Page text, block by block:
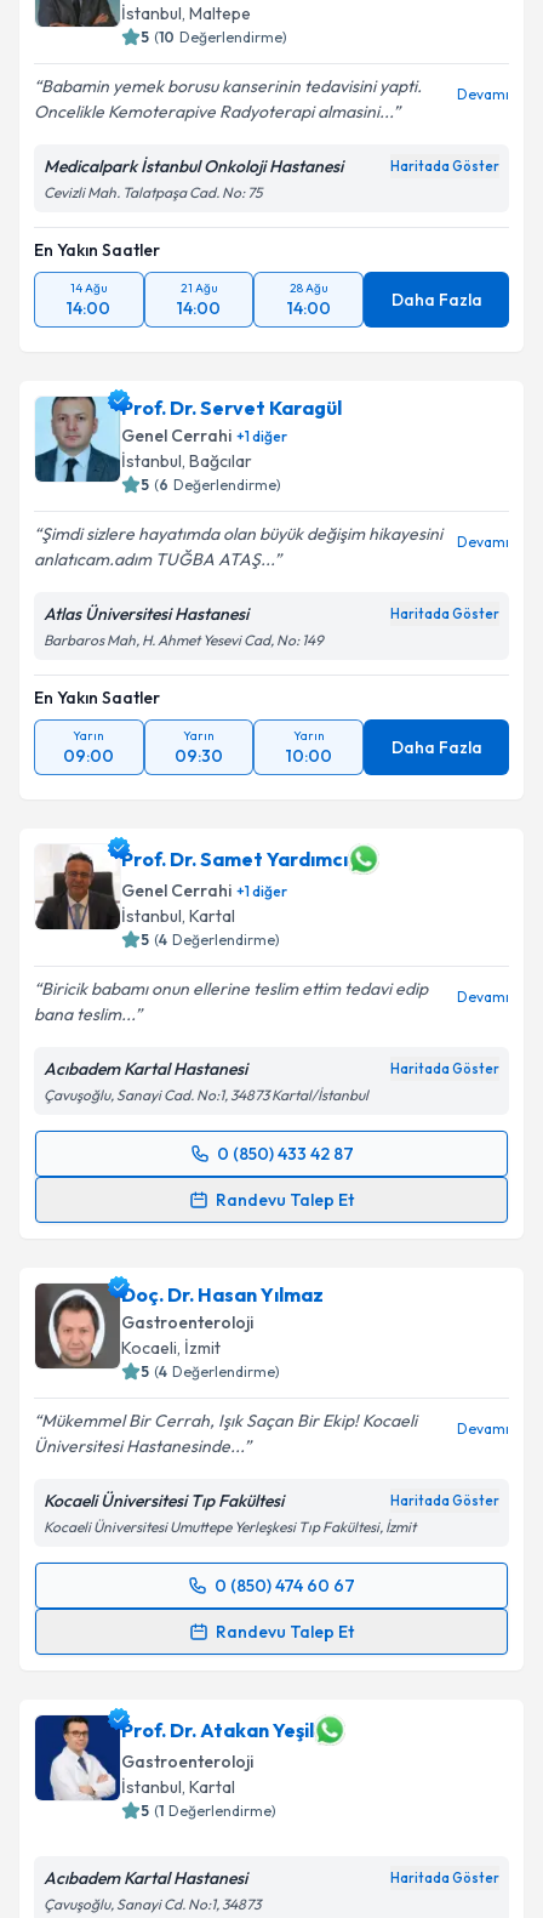
İstanbul, Maltepe
5 (10 Değerlendirme)
Babamin yemek borusu kanserinin tedavisini yapti.
Oncelikle Kemoterapive Radyoterapi almasini...
Devamı
Medicalpark İstanbul Onkoloji Hastanesi Haritada Göster
Cevizli Mah. Talatpaşa Cad. No: 75
En Yakın Saatler
14 Ağu
14:00
21 Ağu
14:00
28 Ağu
14:00 Daha Fazla
Prof. Dr. Servet Karagül
Genel Cerrahi +1diğer
İstanbul, Bağcılar
5 (6 Değerlendirme)
Şimdi sizlere hayatımda olan büyük değişim hikayesini
anlatıcam.adım TUĞBA ATAŞ...
Devamı
Atlas Üniversitesi Hastanesi Haritada Göster
Barbaros Mah, H. Ahmet Yesevi Cad, No: 149
En Yakın Saatler
Yarın
09:00
Yarın
09:30
Yarın
10:00 Daha Fazla
Prof. Dr. Samet Yardımcı
Genel Cerrahi +1diğer
İstanbul, Kartal
5 (4 Değerlendirme)
Biricik babamı onun ellerine teslim ettim tedavi edip
bana teslim...
Devamı
Acıbadem Kartal Hastanesi Haritada Göster
Çavuşoğlu, Sanayi Cad. No:1, 34873 Kartal/İstanbul
0 (850) 433 42 87
Randevu Talep Et
Randevu Takvimi Talebi
takvim hazırlandığında e-posta ile bilgilendireceğiz.
E-posta Adresiniz
kapsamda işlenmesini kabul ediyorum.
Takvim Talebini Gönder
Doç. Dr. Hasan Yılmaz
Gastroenteroloji
Kocaeli, İzmit
5 (4 Değerlendirme)
Mükemmel Bir Cerrah, Işık Saçan Bir Ekip! Kocaeli
Üniversitesi Hastanesinde...
Devamı
Kocaeli Üniversitesi Tıp Fakültesi Haritada Göster
Kocaeli Üniversitesi Umuttepe Yerleşkesi Tıp Fakültesi, İzmit
0 (850) 474 60 67
Randevu Talep Et
Randevu Takvimi Talebi
takvim hazırlandığında e-posta ile bilgilendireceğiz.
E-posta Adresiniz
Kişisel verilerimin işlenmesine ilişkin
Prof. Dr. Atakan Yeşil
Gastroenteroloji
İstanbul, Kartal
5 (1 Değerlendirme)
Acıbadem Kartal Hastanesi Haritada Göster
Çavuşoğlu, Sanayi Cd. No:1, 34873